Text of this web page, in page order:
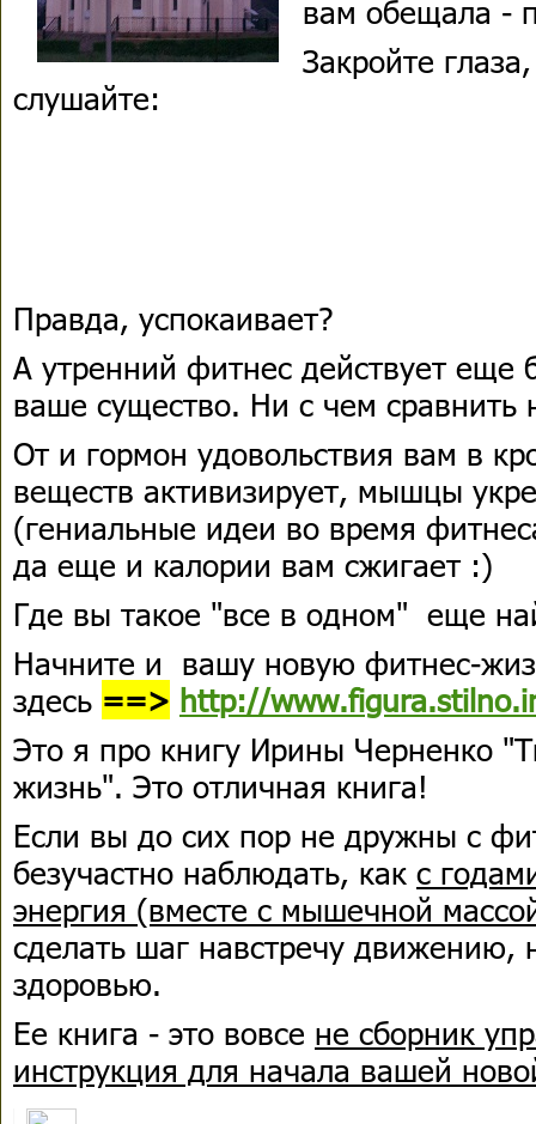
вам обещала -
Закройте
слушайте:
Правда, успокаивает?
А утренний фитнес действует еще
ваше существо. Ни с чем сравнить
От и гормон удовольствия вам в
веществ активизирует, мышцы
(гениальные идеи во время
да еще и калории вам сжигает :)
Где вы такое "все в одном" еще
Начните и вашу новую фитнес-
здесь ==> http://
Это я про книгу Ирины Черненко
жизнь". Это отличная книга!
Если вы до сих пор не дружны с
безучастно наблюдать, как с
энергия (вместе с мышечной
сделать шаг навстречу движению,
здоровью.
Ее книга - это вовсе не сборник
инструкция для начала вашей